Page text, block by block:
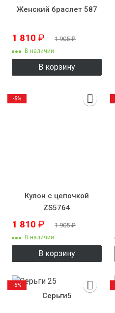
Женский браслет 587
1 810 ₽ 1 905₽
В наличии
В корзину
Кулон с цепочкой
ZS5764
1 810 ₽ 1 905₽
В наличии
В корзину
-5%
Серьги5
-5%